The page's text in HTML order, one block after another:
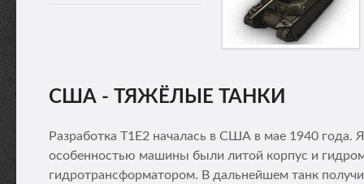
США - ТЯЖЁЛЫЕ ТАНКИ
Разработка Т1Е2 началась в США в мае 1940 года.
особенностью машины были литой корпус и
гидротрансформатором. В дальнейшем танк